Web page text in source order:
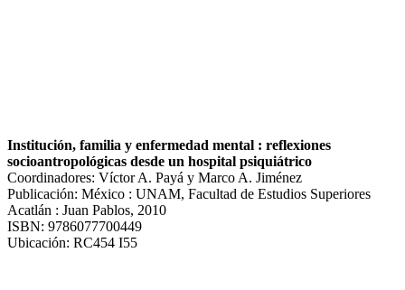
Institución, familia y enfermedad mental : reflexiones
socioantropológicas desde un hospital psiquiátrico
Coordinadores: Víctor A. Payá y Marco A. Jiménez
Publicación: México : UNAM, Facultad de Estudios Superiores
Acatlán : Juan Pablos, 2010
ISBN: 9786077700449
Ubicación: RC454 I55